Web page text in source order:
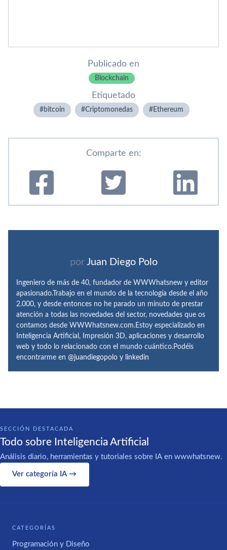
Publicado en
Blockchain
Etiquetado
bitcoin Criptomonedas Ethereum
Comparte en:
por Juan Diego Polo
Ingeniero de más de 40, fundador de WWWhatsnew y editor
apasionado.Trabajo en el mundo de la tecnología desde el año
2.000, y desde entonces no he parado un minuto de prestar
atención a todas las novedades del sector, novedades que os
contamos desde WWWhatsnew.com.Estoy especializado en
Inteligencia Artificial, Impresión 3D, aplicaciones y desarrollo
web y todo lo relacionado con el mundo cuántico.Podéis
encontrarme en @juandiegopolo y linkedin
SECCIÓN DESTACADA
Todo sobre Inteligencia Artificial
Análisis diario, herramientas y tutoriales sobre IA en wwwhatsnew.
Ver categoría IA →
CATEGORÍAS
Programación y Diseño